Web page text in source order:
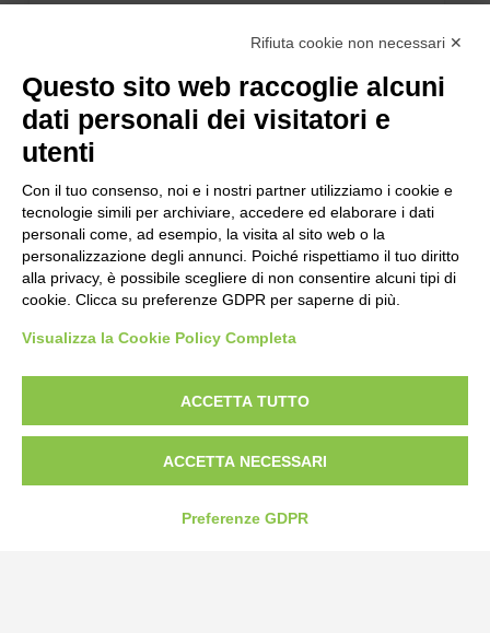
Borgo San Martino 44, 12060 Pocapaglia CN
Rifiuta cookie non necessari ✕
Questo sito web raccoglie alcuni
dati personali dei visitatori e
utenti
Con il tuo consenso, noi e i nostri partner utilizziamo i cookie e
tecnologie simili per archiviare, accedere ed elaborare i dati
personali come, ad esempio, la visita al sito web o la
personalizzazione degli annunci. Poiché rispettiamo il tuo diritto
alla privacy, è possibile scegliere di non consentire alcuni tipi di
cookie. Clicca su preferenze GDPR per saperne di più.
Visualizza la Cookie Policy Completa
ACCETTA TUTTO
ACCETTA NECESSARI
Preferenze GDPR